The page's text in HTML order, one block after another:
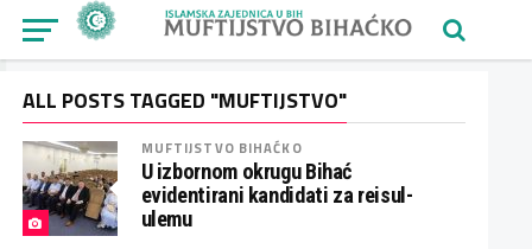
ALL POSTS TAGGED "MUFTIJSTVO"
MUFTIJSTVO BIHAĆKO
U izbornom okrugu Bihać
evidentirani kandidati za reisul-
ulemu